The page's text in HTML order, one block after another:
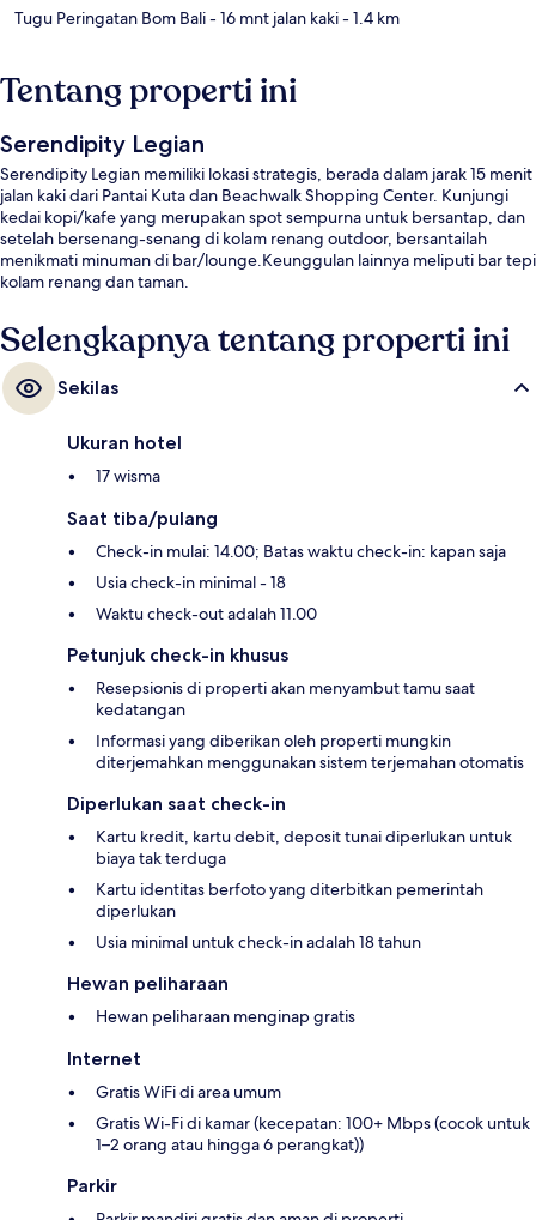
Tugu Peringatan Bom Bali- 16 mnt jalan kaki- 1.4 km
Tentang properti ini
Serendipity Legian
Serendipity Legian memiliki lokasi strategis, berada dalam jarak 15 menit
jalan kaki dari Pantai Kuta dan Beachwalk Shopping Center. Kunjungi
kedai kopi/kafe yang merupakan spot sempurna untuk bersantap, dan
setelah bersenang-senang di kolam renang outdoor, bersantailah
menikmati minuman di bar/lounge.Keunggulan lainnya meliputi bar tepi
kolam renang dan taman.
Selengkapnya tentang properti ini
Sekilas
Ukuran hotel
17 wisma
Saat tiba/pulang
Check-in mulai: 14.00; Batas waktu check-in: kapan saja
Usia check-in minimal - 18
Waktu check-out adalah 11.00
Petunjuk check-in khusus
Resepsionis di properti akan menyambut tamu saat
kedatangan
Informasi yang diberikan oleh properti mungkin
diterjemahkan menggunakan sistem terjemahan otomatis
Diperlukan saat check-in
Kartu kredit, kartu debit, deposit tunai diperlukan untuk
biaya tak terduga
Kartu identitas berfoto yang diterbitkan pemerintah
diperlukan
Usia minimal untuk check-in adalah 18 tahun
Hewan peliharaan
Hewan peliharaan menginap gratis
Internet
Gratis WiFi di area umum
Gratis Wi-Fi di kamar (kecepatan: 100+ Mbps (cocok untuk
1–2 orang atau hingga 6 perangkat))
Parkir